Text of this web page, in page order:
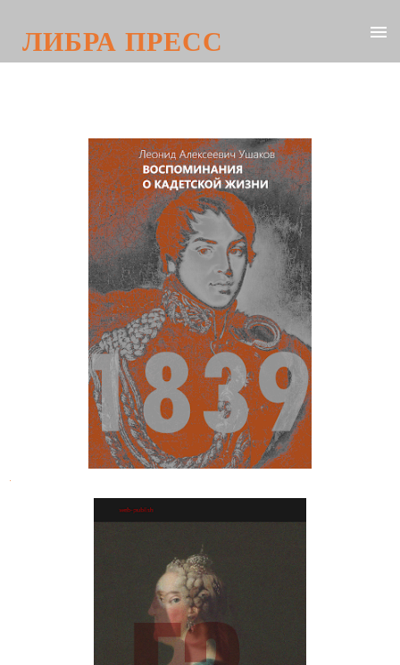
ЛИБРА ПРЕСС
Леонид Алексеевич Ушаков.
Воспоминания о кадетской жизни
Письма Екатерины II к барону